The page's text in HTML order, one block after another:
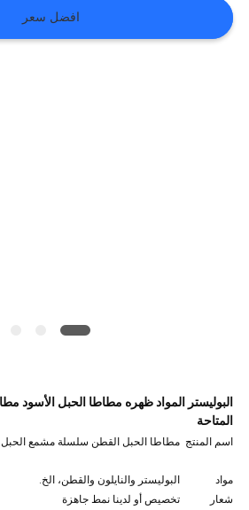
VR
افضل سعر
البوليستر المواد ظهره مطاطا الحبل الأسود
المتاحة
اسم المنتج مطاطا الحبل القطن سلسلة مشمع الحبل
مواد
البوليستر والنايلون والقطن، الخ.
شعار
تخصيص أو لدينا نمط جاهزة